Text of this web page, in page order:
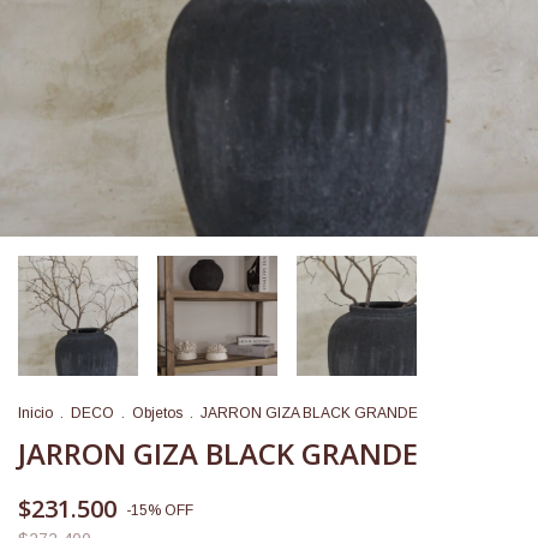
Inicio . DECO . Objetos . JARRON GIZA BLACK GRANDE
JARRON GIZA BLACK GRANDE
$231.500 -15% OFF